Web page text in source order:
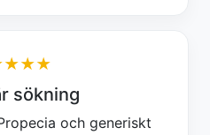
sökning
och generiskt